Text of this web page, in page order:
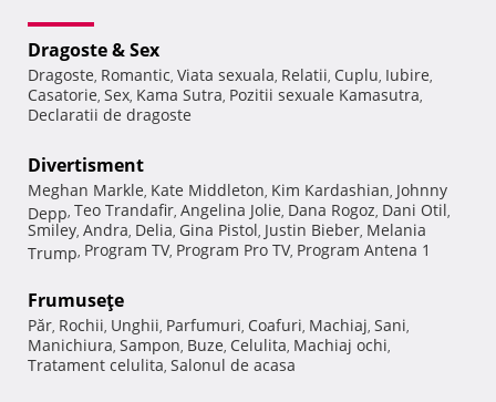
Dragoste & Sex
Dragoste, Romantic, Viata sexuala, Relatii, Cuplu, Iubire,
Casatorie, Sex, Kama Sutra, Pozitii sexuale Kamasutra,
Declaratii de dragoste
Divertisment
Meghan Markle, Kate Middleton, Kim Kardashian, Johnny
Depp, Teo Trandafir, Angelina Jolie, Dana Rogoz, Dani Otil,
Smiley, Andra, Delia, Gina Pistol, Justin Bieber, Melania
Trump, Program TV, Program Pro TV, Program Antena 1
Frumuseţe
Păr, Rochii, Unghii, Parfumuri, Coafuri, Machiaj, Sani,
Manichiura, Sampon, Buze, Celulita, Machiaj ochi,
Tratament celulita, Salonul de acasa